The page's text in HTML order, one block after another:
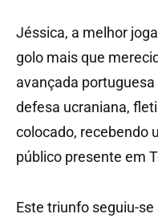
Jéssica, a melhor
golo mais que
avançada
defesa ucraniana,
colocado, recebendo
público presente em
Este triunfo seguiu-